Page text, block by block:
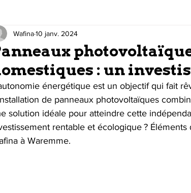
: un
Wafina10 janv. 2024
énergétique est un objectif qui fait
de panneaux photovoltaïques
solution idéale pour atteindre cette
rentable et écologique ?
à Waremme.